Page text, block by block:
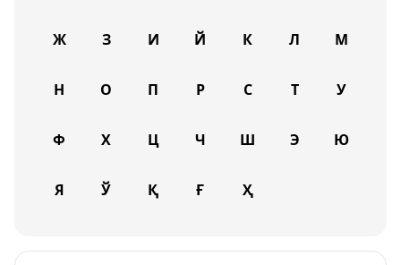
Ж З И Й К Л М
Н О П Р С Т У
Ф Х Ц Ч Ш Э Ю
Я Ў Қ Ғ Ҳ